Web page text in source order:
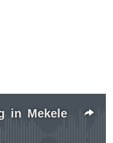
in Mekele
available